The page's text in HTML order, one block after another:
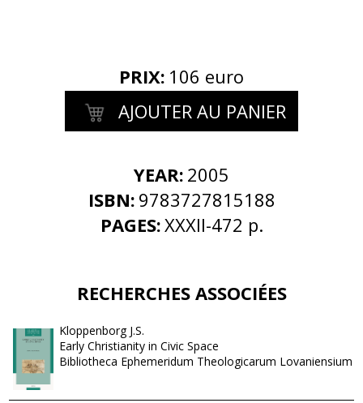
PRIX: 106 euro
AJOUTER AU PANIER
YEAR: 2005
ISBN: 9783727815188
PAGES:XXXII-472 p.
RECHERCHES ASSOCIÉES
Kloppenborg J.S.
Early Christianity in Civic Space
Bibliotheca Ephemeridum Theologicarum Lovaniensium